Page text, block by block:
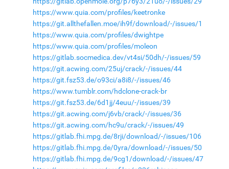
https://www.quia.com/profiles/keetronke
https://git.allthefallen.moe/ih9f/download/-/issues/1
https://www.quia.com/profiles/dwightpe
https://www.quia.com/profiles/moleon
https://gitlab.socmedica.dev/vt4si/50dh/-/issues/59
https://git.acwing.com/25uj/crack/-/issues/44
https://git.fsz53.de/o93ci/a8i8/-/issues/46
https://www.tumblr.com/hdclone-crack-br
https://git.fsz53.de/6d1jj/4euu/-/issues/39
https://git.acwing.com/j6vb/crack/-/issues/36
https://git.acwing.com/hc9u/crack/-/issues/49
https://gitlab.fhi.mpg.de/8rji/download/-/issues/106
https://gitlab.fhi.mpg.de/0yra/download/-/issues/50
https://gitlab.fhi.mpg.de/9cg1/download/-/issues/47